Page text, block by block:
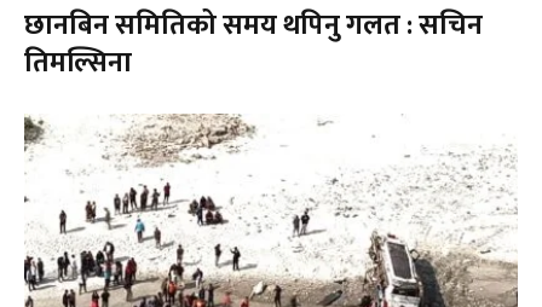
छानबिन समितिको समय थपिनु गलत : सचिन
तिमल्सिना